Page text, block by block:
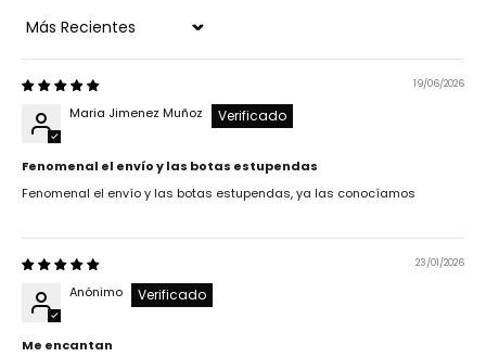
Sort by
19/06/2026
Maria Jimenez Muñoz
Fenomenal el envío y las botas estupendas
Fenomenal el envío y las botas estupendas, ya las conocíamos
23/01/2026
Anónimo
Me encantan